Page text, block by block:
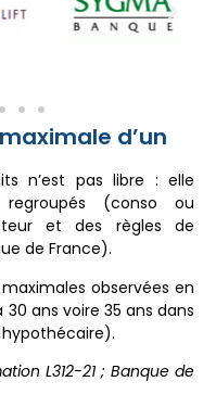
d’un
n’est pas libre : elle
(conso ou
et des règles de
de France).
observées en
30 ans voire 35 ans dans
L312-21 ; Banque de